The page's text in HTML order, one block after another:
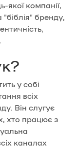
якої компанії,
бренду,
у собі
всіх
Він слугує
хто працює з
каналах